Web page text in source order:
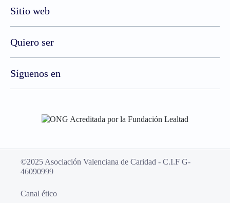
Sitio web
Quiero ser
Síguenos en
©2025 Asociación Valenciana de Caridad - C.I.F G-
46090999
Canal ético